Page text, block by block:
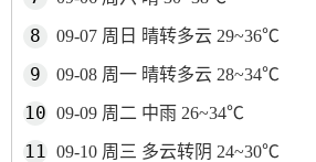
09-07 周日 晴转多云 29~36℃
09-08 周一 晴转多云 28~34℃
09-09 周二 中雨 26~34℃
09-10 周三 多云转阴 24~30℃